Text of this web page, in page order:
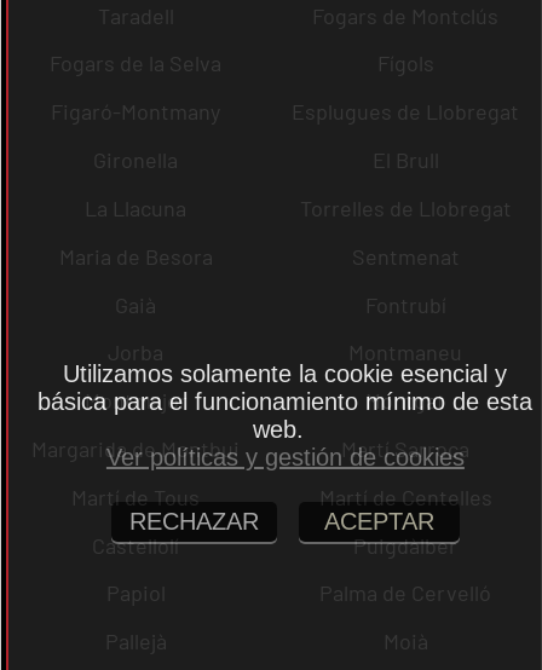
Taradell
Fogars de Montclús
Fogars de la Selva
Fígols
Figaró-Montmany
Esplugues de Llobregat
Gironella
El Brull
La Llacuna
Torrelles de Llobregat
Maria de Besora
Sentmenat
Gaià
Fontrubí
Jorba
Montmaneu
Montmajor
Montgat
Margarida de Montbui
Martí Sarroca
Martí de Tous
Martí de Centelles
Castellolí
Puigdàlber
Papiol
Palma de Cervelló
Pallejà
Moià
Utilizamos solamente la cookie esencial y
básica para el funcionamiento mínimo de esta
web.
Ver políticas y gestión de cookies
RECHAZAR ACEPTAR